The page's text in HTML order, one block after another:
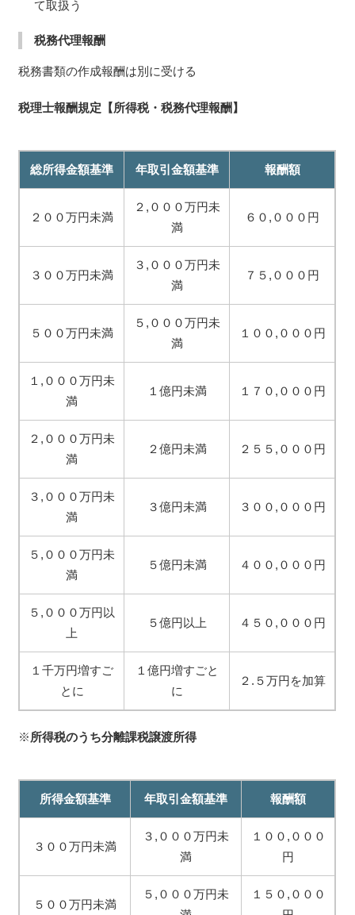
て取扱う
税務代理報酬
税務書類の作成報酬は別に受ける
税理士報酬規定【所得税・税務代理報酬】
総所得金額基準 年取引金額基準 報酬額
２００万円未満
２,０００万円未
満
６０,０００円
３００万円未満
３,０００万円未
満
７５,０００円
５００万円未満
５,０００万円未
満
１００,０００円
１,０００万円未
満
１億円未満 １７０,０００円
２,０００万円未
満
２億円未満 ２５５,０００円
３,０００万円未
満
３億円未満 ３００,０００円
５,０００万円未
満
５億円未満 ４００,０００円
５,０００万円以
上
５億円以上 ４５０,０００円
１千万円増すご
とに
１億円増すごと
に
２.５万円を加算
※所得税のうち分離課税譲渡所得
所得金額基準 年取引金額基準 報酬額
３００万円未満
３,０００万円未
満
１００,０００
円
５００万円未満
５,０００万円未
１５０,０００